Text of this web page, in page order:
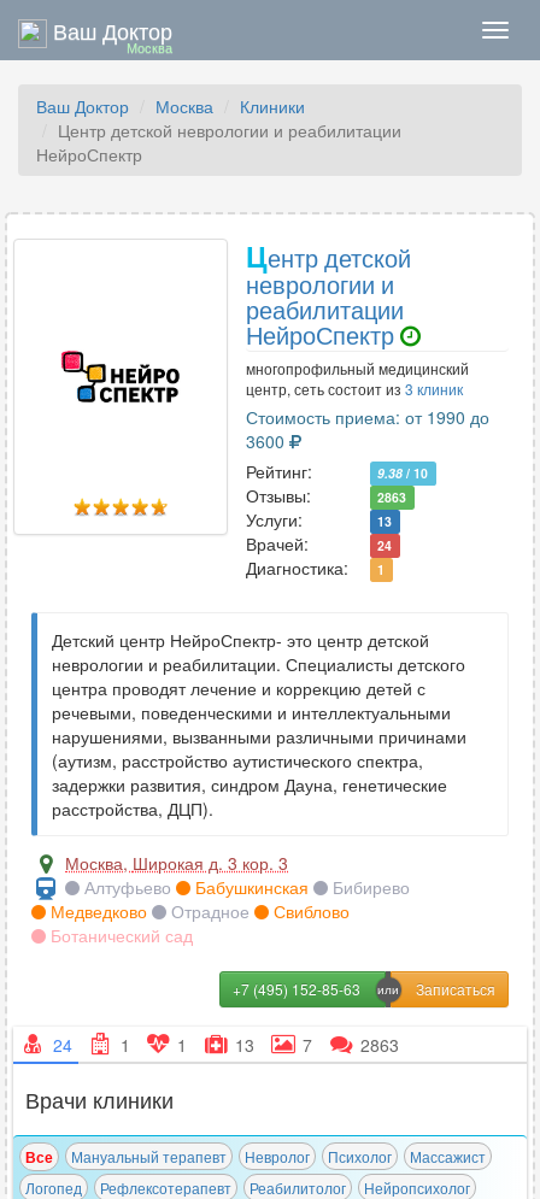
Ваш Доктор
Москва
Ваш Доктор Москва
Клиники
Центр детской неврологии и реабилитации
НейроСпектр
Центр детской
неврологии и
реабилитации
НейроСпектр
многопрофильный медицинский
центр, сеть состоит из 3 клиник
Стоимость приема: от 1990 до
3600
Рейтинг:
9.38 / 10
Отзывы: 2863
Услуги: 13
Врачей: 24
Диагностика: 1
Детский центр НейроСпектр- это центр детской
неврологии и реабилитации. Специалисты детского
центра проводят лечение и коррекцию детей с
речевыми, поведенческими и интеллектуальными
нарушениями, вызванными различными причинами
(аутизм, расстройство аутистического спектра,
задержки развития, синдром Дауна, генетические
расстройства, ДЦП).
Москва, Широкая д. 3 кор. 3
Алтуфьево
Бабушкинская
Бибирево
Медведково
Отрадное
Свиблово
Ботанический сад
+7 (495) 152-85-63
24 1 1 13 7 2863
Врачи клиники
Все Мануальный терапевт Невролог Психолог
Массажист
Логопед
Рефлексотерапевт Реабилитолог
Нейропсихолог